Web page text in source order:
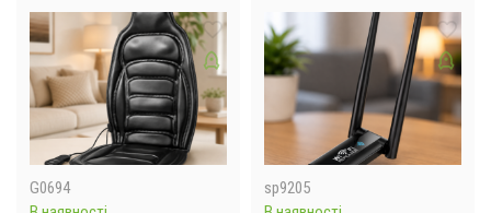
G0694
sp9205